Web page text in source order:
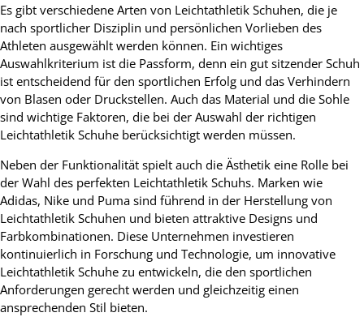
Es gibt verschiedene Arten von Leichtathletik Schuhen, die je
nach sportlicher Disziplin und persönlichen Vorlieben des
Athleten ausgewählt werden können. Ein wichtiges
Auswahlkriterium ist die Passform, denn ein gut sitzender Schuh
ist entscheidend für den sportlichen Erfolg und das Verhindern
von Blasen oder Druckstellen. Auch das Material und die Sohle
sind wichtige Faktoren, die bei der Auswahl der richtigen
Leichtathletik Schuhe berücksichtigt werden müssen.
Neben der Funktionalität spielt auch die Ästhetik eine Rolle bei
der Wahl des perfekten Leichtathletik Schuhs. Marken wie
Adidas, Nike und Puma sind führend in der Herstellung von
Leichtathletik Schuhen und bieten attraktive Designs und
Farbkombinationen. Diese Unternehmen investieren
kontinuierlich in Forschung und Technologie, um innovative
Leichtathletik Schuhe zu entwickeln, die den sportlichen
Anforderungen gerecht werden und gleichzeitig einen
ansprechenden Stil bieten.